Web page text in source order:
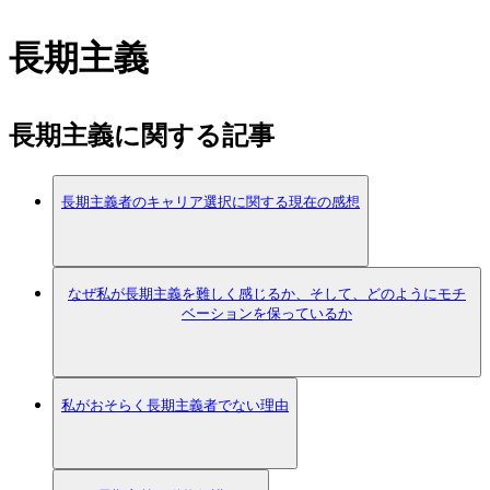
長期主義
長期主義に関する記事
長期主義者のキャリア選択に関する現在の感想
なぜ私が長期主義を難しく感じるか、そして、どのようにモチ
ベーションを保っているか
私がおそらく長期主義者でない理由